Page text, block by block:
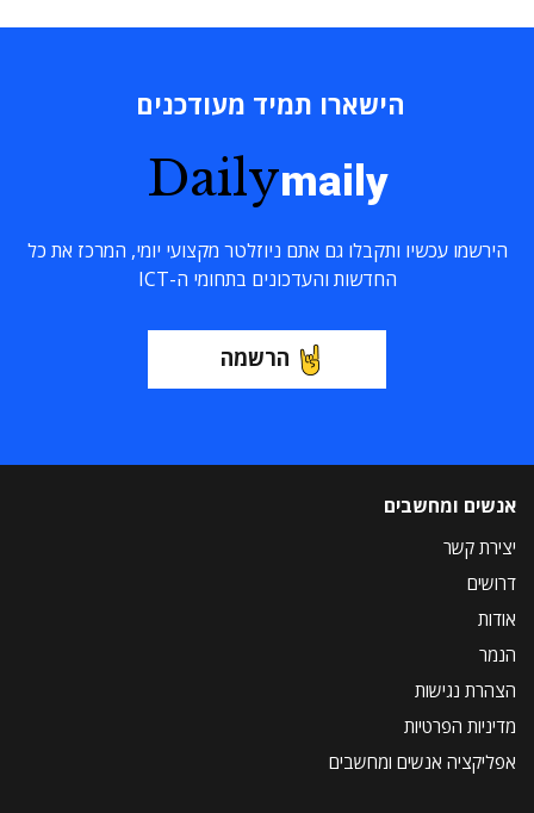
הישארו תמיד מעודכנים
Dailymaily
הירשמו עכשיו ותקבלו גם אתם ניוזלטר מקצועי יומי, המרכז את כל
החדשות והעדכונים בתחומי ה-ICT
הרשמה
אנשים ומחשבים
יצירת קשר
דרושים
אודות
הנמר
הצהרת נגישות
מדיניות הפרטיות
אפליקציה אנשים ומחשבים